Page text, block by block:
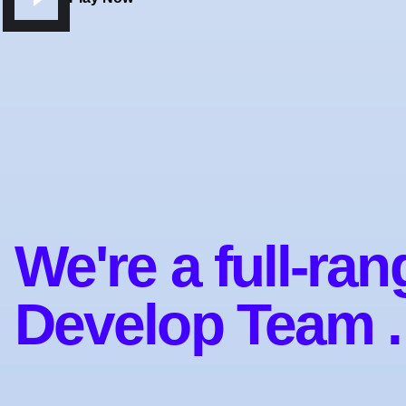
We're a full-
Develop Team .